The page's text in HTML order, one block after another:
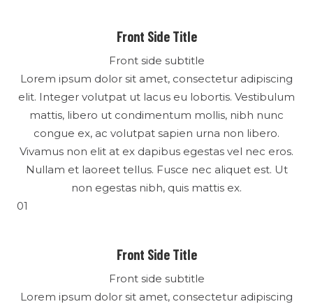
Front Side Title
Front side subtitle
Lorem ipsum dolor sit amet, consectetur adipiscing
elit. Integer volutpat ut lacus eu lobortis. Vestibulum
mattis, libero ut condimentum mollis, nibh nunc
congue ex, ac volutpat sapien urna non libero.
Vivamus non elit at ex dapibus egestas vel nec eros.
Nullam et laoreet tellus. Fusce nec aliquet est. Ut
non egestas nibh, quis mattis ex.
01
Front Side Title
Front side subtitle
Lorem ipsum dolor sit amet, consectetur adipiscing